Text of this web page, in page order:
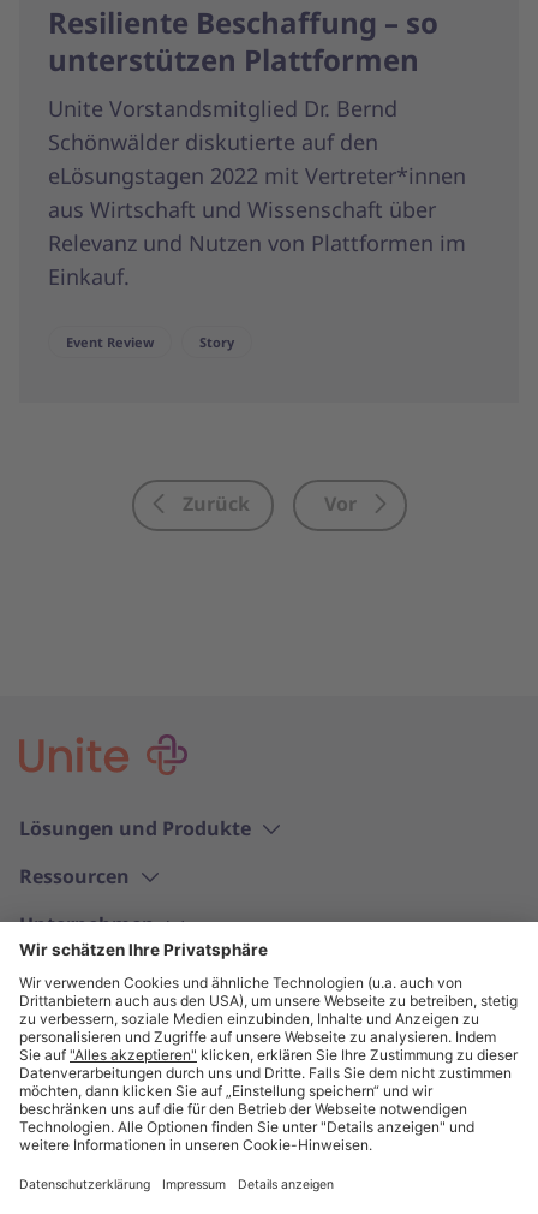
Zurück Vor
Resiliente Beschaffung – so
unterstützen Plattformen
Unite Vorstandsmitglied Dr. Bernd
Schönwälder diskutierte auf den
eLösungstagen 2022 mit Vertreter*innen
aus Wirtschaft und Wissenschaft über
Relevanz und Nutzen von Plattformen im
Einkauf.
Event Review Story
Lösungen und Produkte
Ressourcen
Unternehmen
Deutsch